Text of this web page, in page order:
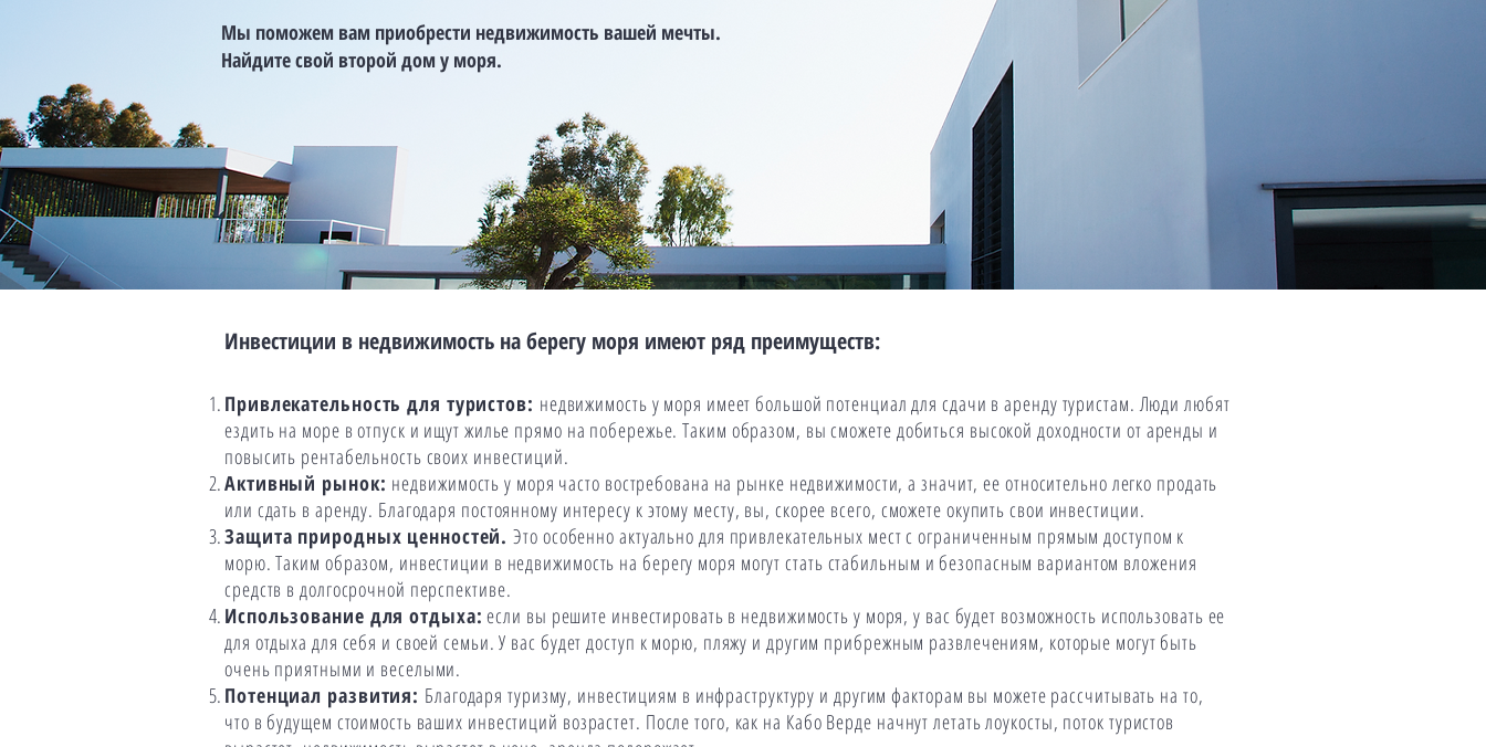
Мы поможем вам приобрести недвижимость вашей мечты.
Найдите свой второй дом у моря.
Инвестиции в недвижимость на берегу моря имеют ряд преимуществ:
Привлекательность для туристов: недвижимость у моря имеет большой потенциал для сдачи в аренду туристам. Люди любят
ездить на море в отпуск и ищут жилье прямо на побережье. Таким образом, вы сможете добиться высокой доходности от аренды и
повысить рентабельность своих инвестиций.
Активный рынок: недвижимость у моря часто востребована на рынке недвижимости, а значит, ее относительно легко продать
или сдать в аренду. Благодаря постоянному интересу к этому месту, вы, скорее всего, сможете окупить свои инвестиции.
Защита природных ценностей.Это особенно актуально для привлекательных мест с ограниченным прямым доступом к
морю. Таким образом, инвестиции в недвижимость на берегу моря могут стать стабильным и безопасным вариантом вложения
средств в долгосрочной перспективе.
Использование для отдыха: если вы решите инвестировать в недвижимость у моря, у вас будет возможность использовать ее
для отдыха для себя и своей семьи. У вас будет доступ к морю, пляжу и другим прибрежным развлечениям, которые могут быть
очень приятными и веселыми.
Потенциал развития: Благодаря туризму, инвестициям в инфраструктуру и другим факторам вы можете рассчитывать на то,
что в будущем стоимость ваших инвестиций возрастет. После того, как на Кабо Верде начнут летать лоукосты, поток туристов